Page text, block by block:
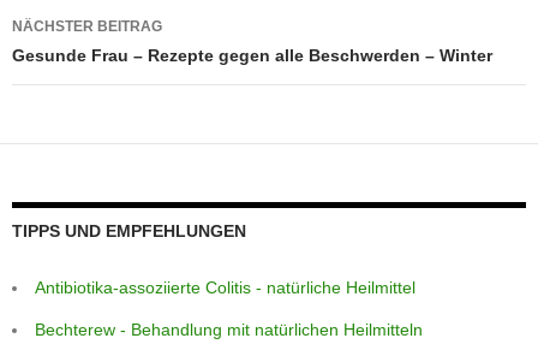
NÄCHSTER BEITRAG
Gesunde Frau – Rezepte gegen alle Beschwerden – Winter
TIPPS UND EMPFEHLUNGEN
Antibiotika-assoziierte Colitis - natürliche Heilmittel
Bechterew - Behandlung mit natürlichen Heilmitteln